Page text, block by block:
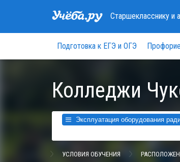
Старшеклассникуи
Подготовка к ЕГЭ и ОГЭ
Колледжи
Эксплуатация оборудования
УСЛОВИЯ ОБУЧЕНИЯ